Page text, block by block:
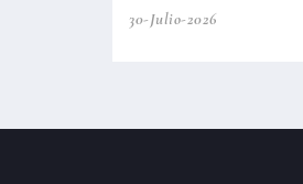
30-Julio-2026